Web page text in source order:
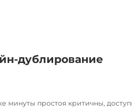
дублирование
минуты простоя критичны,